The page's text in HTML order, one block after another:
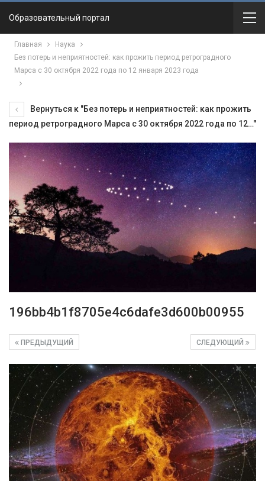
Образовательный портал
Главная
Наука
Без потерь и неприятностей: как прожить период ретроградного
Марса с 30 октября 2022 года по 12 января 2023 года
Вернуться к "Без потерь и неприятностей: как прожить
период ретроградного Марса с 30 октября 2022 года по 12…"
196bb4b1f8705e4c6dafe3d600b00955
СЛЕДУЮЩИЙ
ПРЕДЫДУЩИЙ